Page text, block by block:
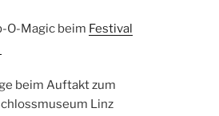
O-Magic beim Festival
beim Auftakt zum
Linz